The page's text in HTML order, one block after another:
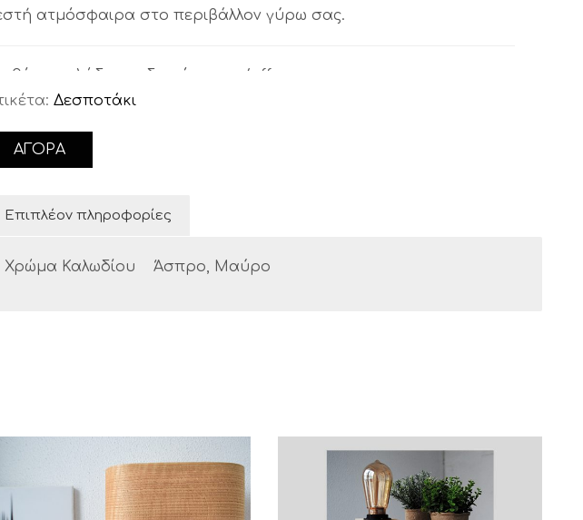
ατμόσφαιρα στο περιβάλλον γύρω σας.
καλώδιο με διακόπτη on/off.
βερνίκι κεριού σατινέ και ματ.
20 εκ.
ύψος φωτιστικού 35 εκ.
Δεσποτάκι
ΑΓΟΡΑ
Επιπλέον πληροφορίες
Χρώμα Καλωδίου Άσπρο, Μαύρο